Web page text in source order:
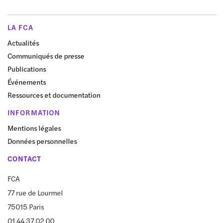
LA FCA
Actualités
Communiqués de presse
Publications
Événements
Ressources et documentation
INFORMATION
Mentions légales
Données personnelles
CONTACT
FCA
77 rue de Lourmel
75015 Paris
01 44 37 02 00